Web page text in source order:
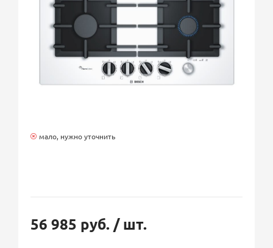
мало, нужно уточнить
56 985 руб. / шт.